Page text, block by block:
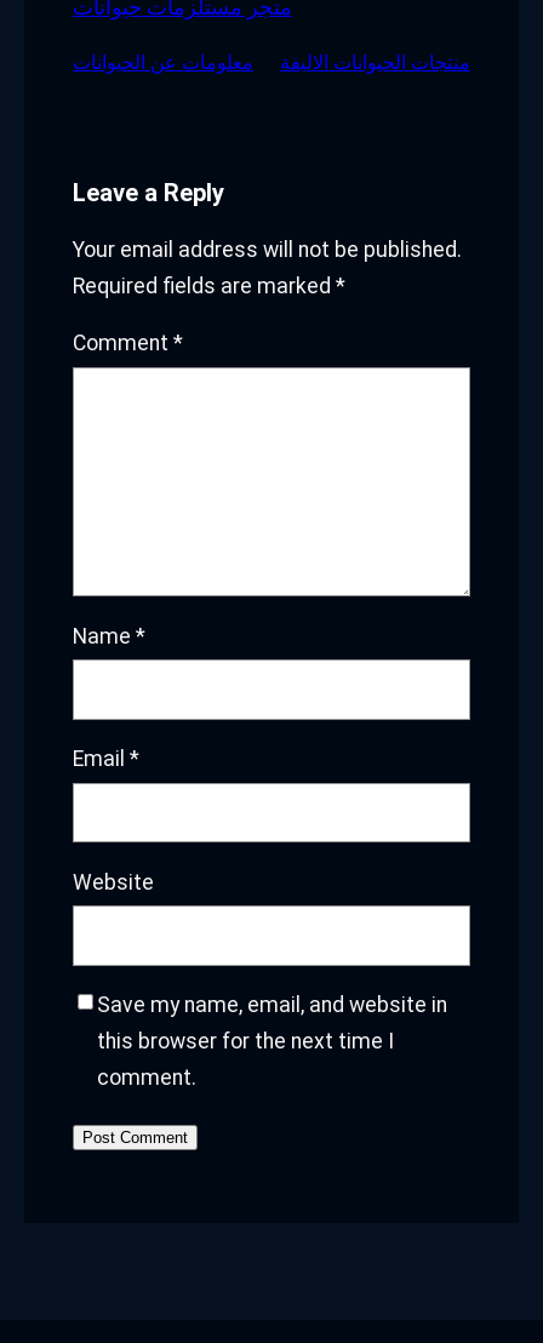
متجر مستلزمات حيوانات
معلومات عن الحيوانات منتجات الحيوانات الاليفة
Leave a Reply
Your email address will not be published.
Required fields are marked *
Comment *
Name *
Email *
Website
Save my name, email, and website in
this browser for the next time I
comment.